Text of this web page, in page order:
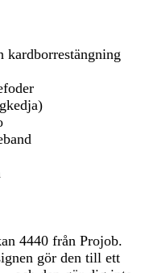
4440 från Projob.
gör den till ett